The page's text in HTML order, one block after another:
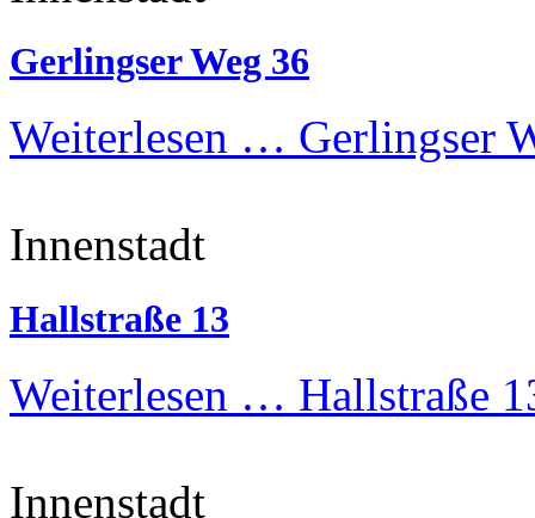
Gerlingser Weg 36
Weiterlesen … Gerlingser
Innenstadt
Hallstraße 13
Weiterlesen … Hallstraße
Innenstadt